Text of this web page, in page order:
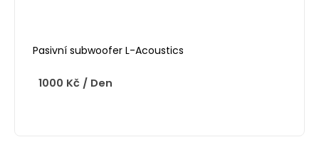
Pasivní subwoofer L-Acoustics
1000 Kč / Den